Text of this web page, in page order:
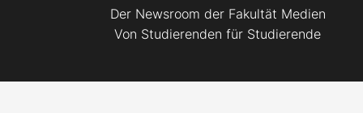
Der Newsroom der Fakultät Medien
Von Studierenden für Studierende